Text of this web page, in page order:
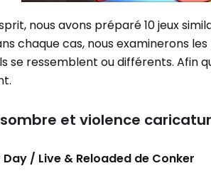
nous avons préparé 10 jeux
chaque cas, nous examinerons
se ressemblent ou différents. Afin
et violence
Day / Live & Reloaded de Conker